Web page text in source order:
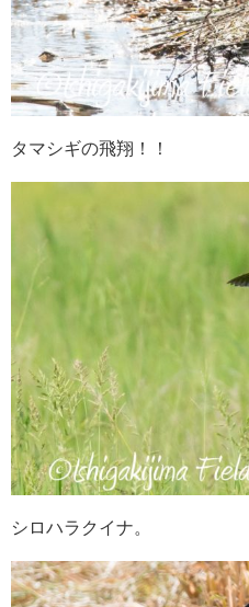
タマシギの飛翔！！
シロハラクイナ。